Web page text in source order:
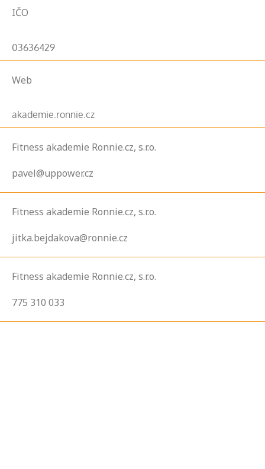
IČO
03636429
Web
akademie.ronnie.cz
Fitness akademie Ronnie.cz, s.r.o.
pavel@uppower.cz
Fitness akademie Ronnie.cz, s.r.o.
jitka.bejdakova@ronnie.cz
Fitness akademie Ronnie.cz, s.r.o.
775 310 033